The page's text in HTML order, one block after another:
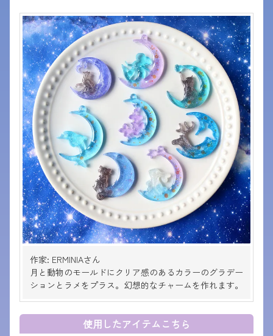
作家: ERMINIAさん
月と動物のモールドにクリア感のあるカラーのグラデー
ションとラメをプラス。幻想的なチャームを作れます。
使用したアイテムこちら